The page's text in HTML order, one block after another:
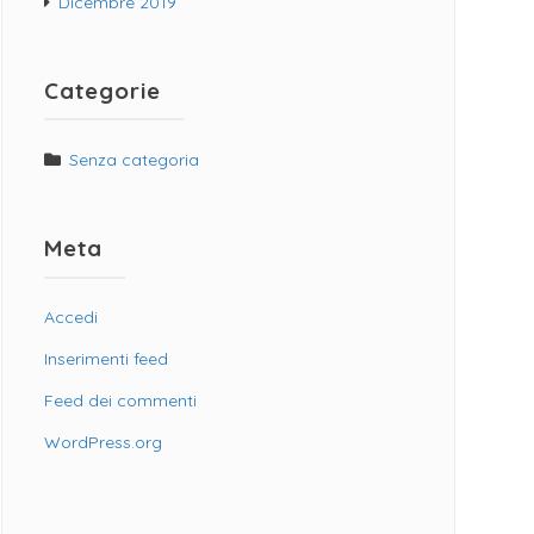
Categorie
Senza categoria
Meta
Accedi
Inserimenti feed
Feed dei commenti
WordPress.org